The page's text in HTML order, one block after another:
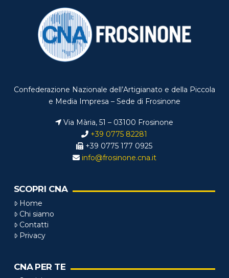
Confederazione Nazionale dell’Artigianato e della Piccola
e Media Impresa – Sede di Frosinone
Via Mària, 51 – 03100 Frosinone
+39 0775 82281
+39 0775 177 0925
info@frosinone.cna.it
SCOPRI CNA
Home
Chi siamo
Contatti
Privacy
CNA PER TE